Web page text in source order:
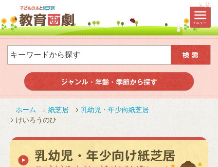
ホーム 紙芝居
乳幼児・年少向紙芝居
けいろうのひ